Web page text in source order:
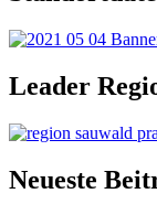
Leader
Neueste